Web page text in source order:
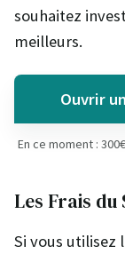
souhaitez
meilleurs.
Ouvrir
En ce moment :
Les Frais du
Si vous utilisez